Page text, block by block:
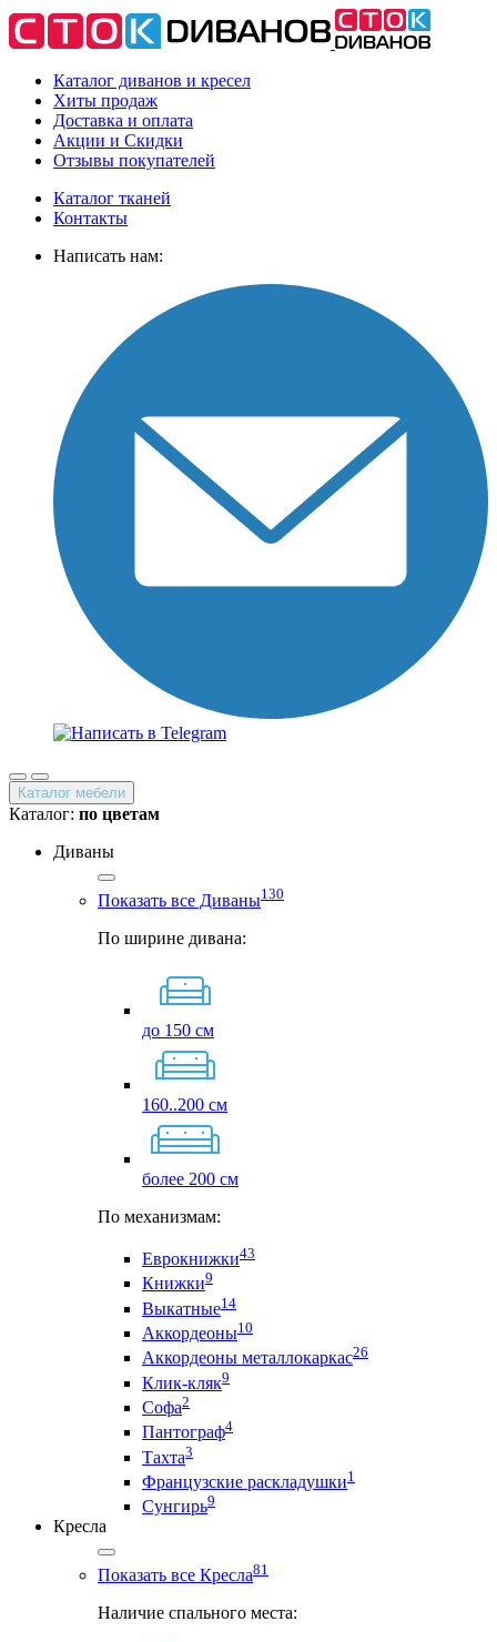
Каталог диванов и кресел
Хиты продаж
Доставка и оплата
Акции и Скидки
Отзывы покупателей
Каталог тканей
Контакты
Написать нам:
Каталог мебели
Каталог: по цветам
Диваны
Показать все Диваны130
По ширине дивана:
до 150 см
160..200 см
более 200 см
По механизмам:
Еврокнижки43
Книжки9
Выкатные14
Аккордеоны10
Аккордеоны металлокаркас26
Клик-кляк9
Софа2
Пантограф4
Тахта3
Французские раскладушки1
Сунгирь9
Кресла
Показать все Кресла81
Наличие спального места: